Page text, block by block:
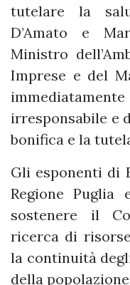
tutelare la
D’Amato e
Ministro
Imprese e del
irresponsabile e
bonifica e la
Gli esponenti di
Regione
sostenere il
ricerca di
la continuità
della